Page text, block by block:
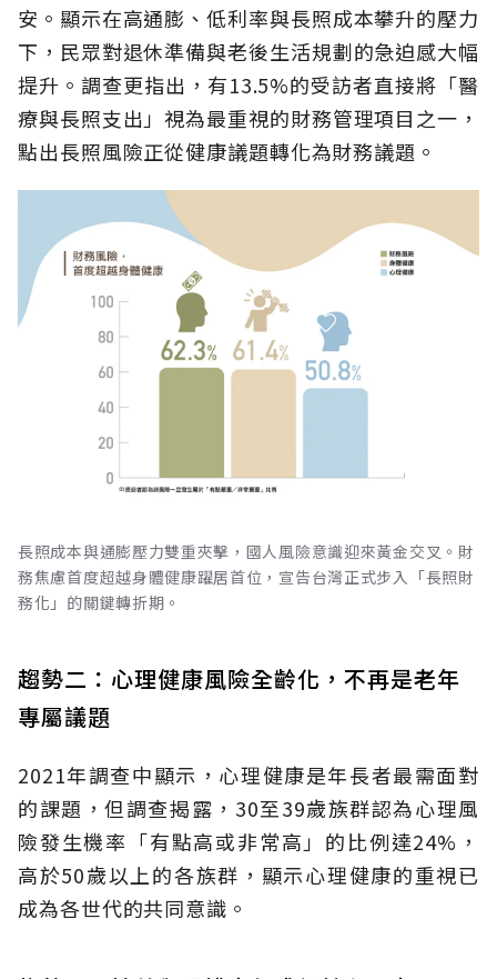
安。顯示在高通膨、低利率與長照成本攀升的壓力
下，民眾對退休準備與老後生活規劃的急迫感大幅
提升。調查更指出，有13.5%的受訪者直接將「醫
療與長照支出」視為最重視的財務管理項目之一，
點出長照風險正從健康議題轉化為財務議題。
長照成本與通膨壓力雙重夾擊，國人風險意識迎來黃金交叉。財
務焦慮首度超越身體健康躍居首位，宣告台灣正式步入「長照財
務化」的關鍵轉折期。
趨勢二：心理健康風險全齡化，不再是老年
專屬議題
2021年調查中顯示，心理健康是年長者最需面對
的課題，但調查揭露，30至39歲族群認為心理風
險發生機率「有點高或非常高」的比例達24%，
高於50歲以上的各族群，顯示心理健康的重視已
成為各世代的共同意識。